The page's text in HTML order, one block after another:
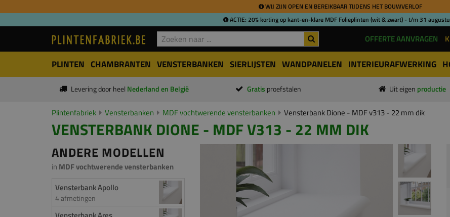
WIJ ZIJN OPEN EN BEREIKBAAR TIJDENS HET BOUWVERLOF
ACTIE: 20% korting op kant-en-klare MDF Folieplinten (wit & zwart) - t/m 31
OFFERTE AANVRAGEN
PLINTEN CHAMBRANTEN VENSTERBANKEN SIERLIJSTEN WANDPANELEN INTERIEURAFWERKING
Levering door heel Nederland en België Gratis proefstalen Uit eigen productie
Plintenfabriek Vensterbanken MDF vochtwerende vensterbanken Vensterbank Dione - MDF v313 - 22 mm dik
VENSTERBANK DIONE - MDF V313 - 22 MM DIK
ANDERE MODELLEN
in MDF vochtwerende vensterbanken
Vensterbank Apollo
4 afmetingen